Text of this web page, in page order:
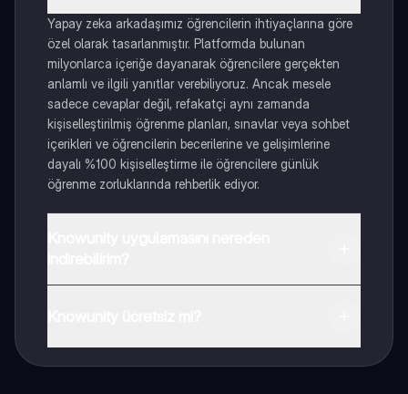
Yapay zeka arkadaşımız öğrencilerin ihtiyaçlarına göre
özel olarak tasarlanmıştır. Platformda bulunan
milyonlarca içeriğe dayanarak öğrencilere gerçekten
anlamlı ve ilgili yanıtlar verebiliyoruz. Ancak mesele
sadece cevaplar değil, refakatçi aynı zamanda
kişiselleştirilmiş öğrenme planları, sınavlar veya sohbet
içerikleri ve öğrencilerin becerilerine ve gelişimlerine
dayalı %100 kişiselleştirme ile öğrencilere günlük
öğrenme zorluklarında rehberlik ediyor.